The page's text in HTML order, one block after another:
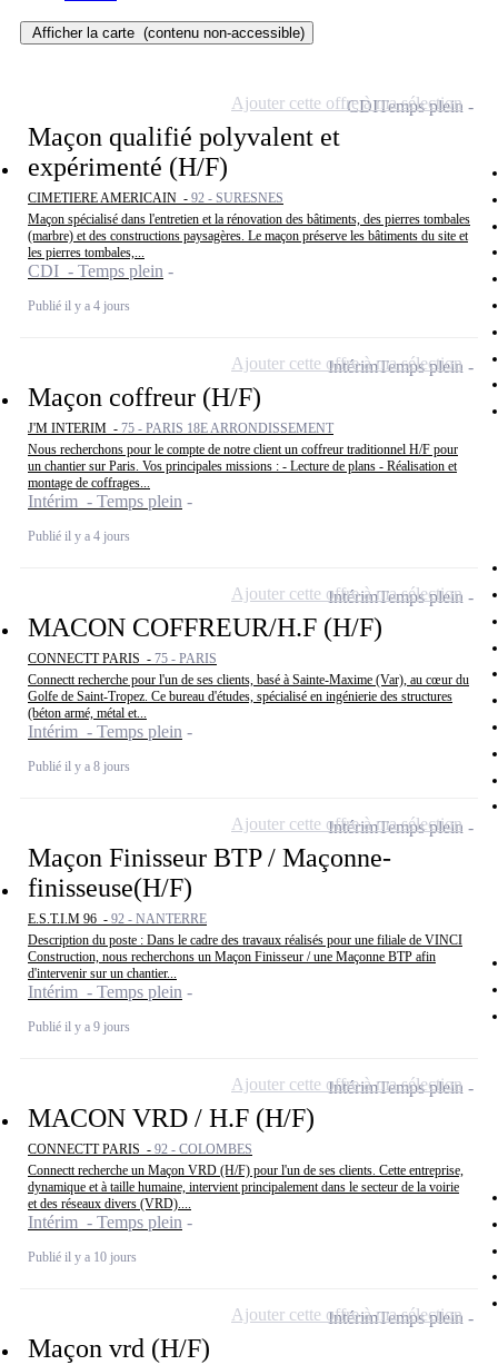
Afficher la carte (contenu non-accessible)
Maçon qualifié polyvalent et
expérimenté (H/F)
CIMETIERE AMERICAIN - 92 - SURESNES
Maçon spécialisé dans l'entretien et la rénovation des bâtiments, des pierres tombales
(marbre) et des constructions paysagères. Le maçon préserve les bâtiments du site et
les pierres tombales,...
CDI - Temps plein
Publié il y a 4 jours
CDITemps plein
Ajouter cette offre à ma sélection
Maçon coffreur (H/F)
J'M INTERIM - 75 - PARIS 18E ARRONDISSEMENT
Nous recherchons pour le compte de notre client un coffreur traditionnel H/F pour
un chantier sur Paris. Vos principales missions : - Lecture de plans - Réalisation et
montage de coffrages...
Intérim - Temps plein
Publié il y a 4 jours
IntérimTemps plein
Ajouter cette offre à ma sélection
MACON COFFREUR/H.F (H/F)
CONNECTT PARIS - 75 - PARIS
Connectt recherche pour l'un de ses clients, basé à Sainte-Maxime (Var), au cœur du
Golfe de Saint-Tropez. Ce bureau d'études, spécialisé en ingénierie des structures
(béton armé, métal et...
Intérim - Temps plein
Publié il y a 8 jours
IntérimTemps plein
Ajouter cette offre à ma sélection
Maçon Finisseur BTP / Maçonne-
finisseuse(H/F)
E.S.T.I.M 96 - 92 - NANTERRE
Description du poste : Dans le cadre des travaux réalisés pour une filiale de VINCI
Construction, nous recherchons un Maçon Finisseur / une Maçonne BTP afin
d'intervenir sur un chantier...
Intérim - Temps plein
Publié il y a 9 jours
IntérimTemps plein
Ajouter cette offre à ma sélection
MACON VRD / H.F (H/F)
CONNECTT PARIS - 92 - COLOMBES
Connectt recherche un Maçon VRD (H/F) pour l'un de ses clients. Cette entreprise,
dynamique et à taille humaine, intervient principalement dans le secteur de la voirie
et des réseaux divers (VRD)....
Intérim - Temps plein
Publié il y a 10 jours
IntérimTemps plein
Ajouter cette offre à ma sélection
Maçon vrd (H/F)
IntérimTemps plein
Ajouter cette offre à ma sélection